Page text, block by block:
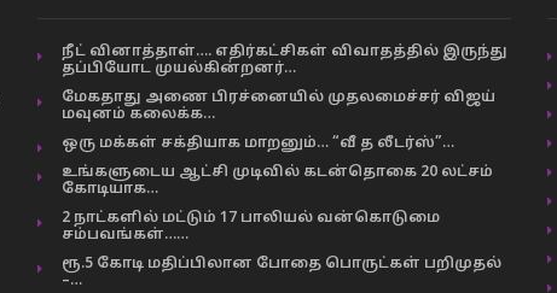
நீட் வினாத்தாள்…. எதிர்கட்சிகள் விவாதத்தில் இருந்து
தப்பியோட முயல்கின்றனர்…
மேகதாது அணை பிரச்னையில் முதலமைச்சர் விஜய்
மவுனம் கலைக்க…
ஒரு மக்கள் சக்தியாக மாறனும்… “வீ த லீடர்ஸ்”…
உங்களுடைய ஆட்சி முடிவில் கடன்தொகை 20 லட்சம்
கோடியாக…
2 நாட்களில் மட்டும் 17 பாலியல் வன்கொடுமை
சம்பவங்கள்……
ரூ.5 கோடி மதிப்பிலான போதை பொருட்கள் பறிமுதல்
–…